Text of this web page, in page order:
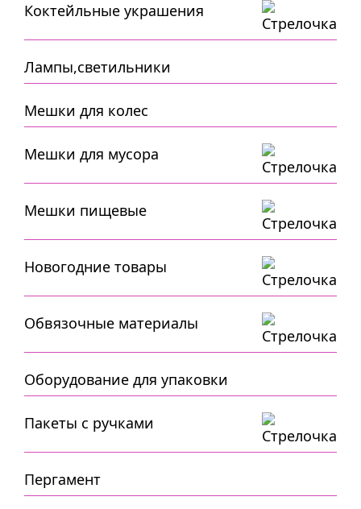
Коктейльные украшения
Лампы,светильники
Мешки для колес
Мешки для мусора
Мешки пищевые
Новогодние товары
Обвязочные материалы
Оборудование для упаковки
Пакеты с ручками
Пергамент